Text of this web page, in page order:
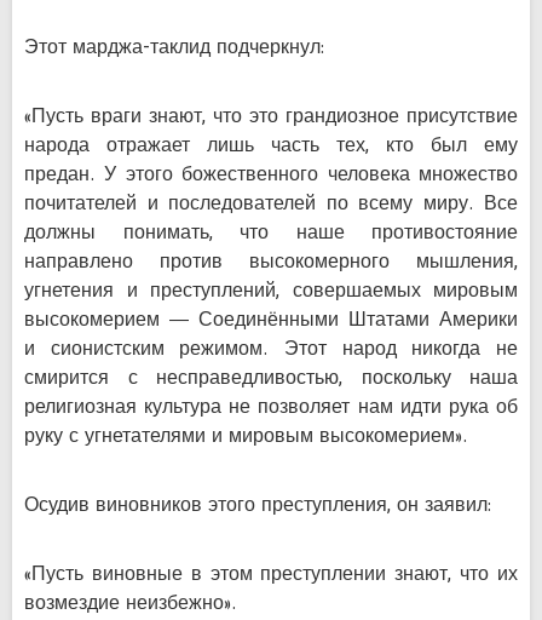
Этот марджа-таклид подчеркнул:
«Пусть враги знают, что это грандиозное присутствие
народа отражает лишь часть тех, кто был ему
предан. У этого божественного человека множество
почитателей и последователей по всему миру. Все
должны понимать, что наше противостояние
направлено против высокомерного мышления,
угнетения и преступлений, совершаемых мировым
высокомерием — Соединёнными Штатами Америки
и сионистским режимом. Этот народ никогда не
смирится с несправедливостью, поскольку наша
религиозная культура не позволяет нам идти рука об
руку с угнетателями и мировым высокомерием».
Осудив виновников этого преступления, он заявил:
«Пусть виновные в этом преступлении знают, что их
возмездие неизбежно».